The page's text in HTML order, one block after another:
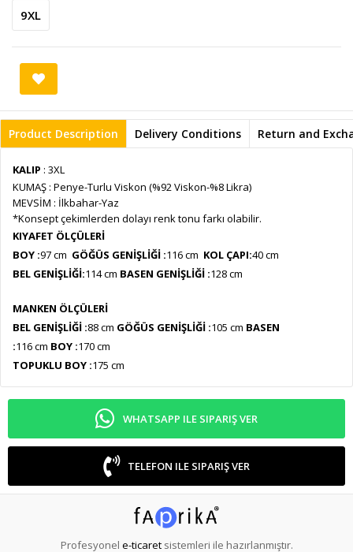
9XL
Product Description Delivery Conditions Return and
KALIP : 3XL
KUMAŞ : Penye-Turlu Viskon (%92 Viskon-%8 Likra)
MEVSİM : İlkbahar-Yaz
*Konsept çekimlerden dolayı renk tonu farkı olabilir.
KIYAFET ÖLÇÜLERİ
BOY :97 cm GÖĞÜS GENİŞLİĞİ :116 cm KOL ÇAPI:40 cm
BEL GENİŞLİĞİ:114 cm BASEN GENİŞLİĞİ :128 cm
MANKEN ÖLÇÜLERİ
BEL GENİŞLİĞİ :88cm GÖĞÜS GENİŞLİĞİ :105 cm BASEN
:116cm BOY :170 cm
TOPUKLU BOY :175 cm
WHATSAPP ILE SIPARIŞ VER
TELEFON ILE SIPARIŞ VER
Profesyonel e-ticaretsistemleri ile hazırlanmıştır.